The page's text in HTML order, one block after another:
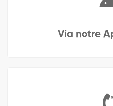
Via notre